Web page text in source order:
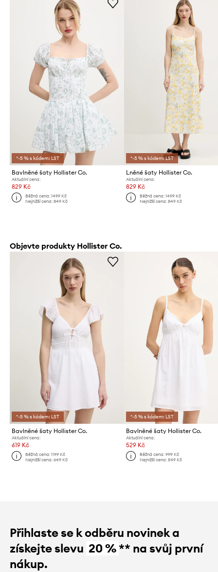
*-5 % s kódem: LST
Bavlněné šaty Hollister Co.
Aktuální cena:
829 Kč
Běžná cena:1499 Kč
Nejnižší cena:849 Kč
*-5 % s kódem: LST
Lněné šaty Hollister Co.
Aktuální cena:
829 Kč
Běžná cena: 1499 Kč
Nejnižší cena: 849 Kč
Objevte produkty Hollister Co.
*-5 % s kódem: LST
Bavlněné šaty Hollister Co.
Aktuální cena:
619 Kč
Běžná cena:1199 Kč
Nejnižší cena:649 Kč
*-5 % s kódem: LST
Bavlněné šaty Hollister Co.
Aktuální cena:
529 Kč
Běžná cena: 999 Kč
Nejnižší cena: 549 Kč
Přihlaste se k odběru novinek a
získejte slevu 20 %** na svůj první
nákup.